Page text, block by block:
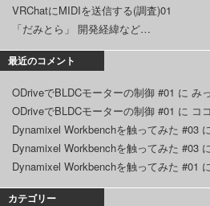
VRChatにMIDIを送信する(調査)01
「だみとら」 開発経緯など…
最近のコメント
ODriveでBLDCモーターの制御 #01 に み
ODriveでBLDCモーターの制御 #01 に ココ
Dynamixel Workbenchを触ってみた #03
Dynamixel Workbenchを触ってみた #03
Dynamixel Workbenchを触ってみた #01
カテゴリー